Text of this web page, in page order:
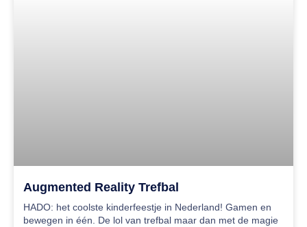
Augmented Reality Trefbal
HADO: het coolste kinderfeestje in Nederland! Gamen en
bewegen in één. De lol van trefbal maar dan met de magie